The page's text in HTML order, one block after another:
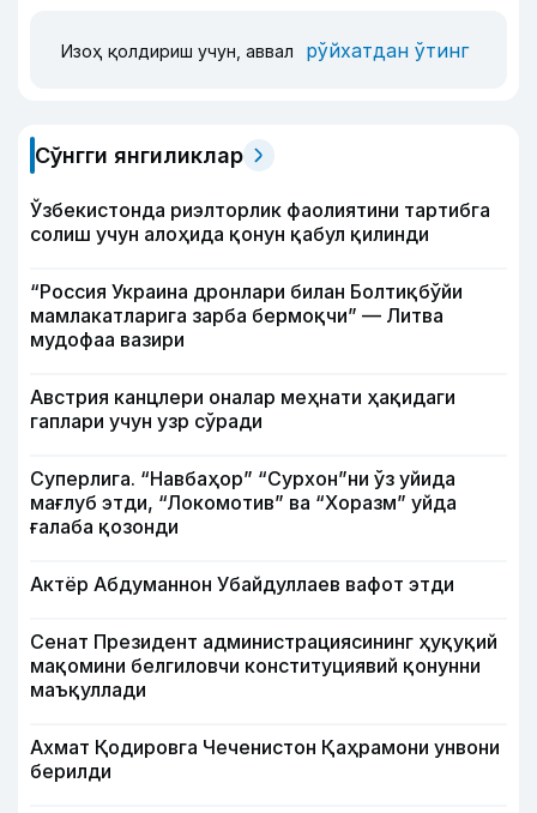
Изоҳ қолдириш учун, аввал рўйхатдан ўтинг
Сўнгги янгиликлар
Ўзбекистонда риэлторлик фаолиятини тартибга
солиш учун алоҳида қонун қабул қилинди
“Россия Украина дронлари билан Болтиқбўйи
мамлакатларига зарба бермоқчи” — Литва
мудофаа вазири
Австрия канцлери оналар меҳнати ҳақидаги
гаплари учун узр сўради
Суперлига. “Навбаҳор” “Сурхон”ни ўз уйида
мағлуб этди, “Локомотив” ва “Хоразм” уйда
ғалаба қозонди
Актёр Абду­маннон Убайдуллаев вафот этди
Сенат Президент администрациясининг ҳуқуқий
мақомини белгиловчи конституциявий қонунни
маъқуллади
Ахмат Қодировга Чеченистон Қаҳрамони унвони
берилди